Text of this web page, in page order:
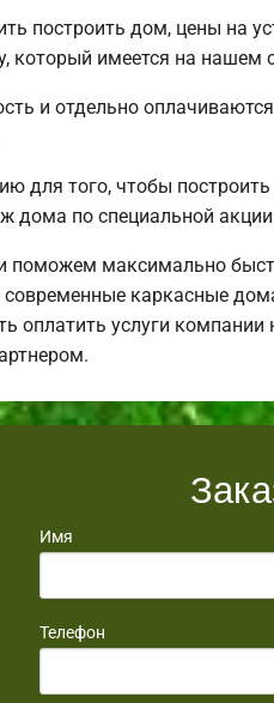
построить дом, цены на
который имеется на нашем
и отдельно
для того, чтобы
дома по специальной
поможем максимально
каркасные
оплатить услуги
Имя
Телефон